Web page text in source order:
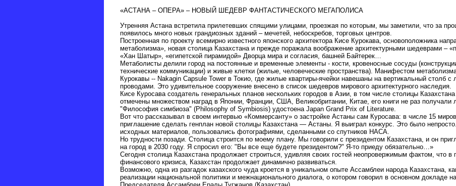
«АСТАНА – ОПЕРА» – НОВЫЙ ШЕДЕВР ФАНТАСТИЧЕСКОГО МЕГАПОЛИСА
Утренняя Астана встретила прилетевших спящими улицами, проезжая по которым, мы заметили, что за
появилось много новых грандиозных зданий – мечетей, небоскребов, торговых центров.
Построенная по проекту всемирно известного японского архитектора Кисе Курокава, основоположника
метаболизма», новая столица Казахстана и прежде поражала воображение архитектурными шедеврами –
«Хан Шатыр», «египетской пирамидой» Дворца мира и согласия, башней Байтерек…
Метаболисты делили город на постоянные и временные элементы - кости, кровеносные сосуды
технические коммуникации) и живые клетки (жилые, человеческие пространства). Манифестом
Курокавы -- Nakagin Capsule Tower в Токио, где жилые квартиры-ячейки навешаны на вертикальный столб
проводами. Это удивительное сооружение внесено в список шедевров мирового архитектурного наследия.
Кисе Куросава создатель генеральных планов нескольких городов в Азии, в том числе столицы
отмечены множеством наград в Японии, Франции, США, Великобритании, Китае, его книги не раз получали
"Философия симбиоза" (Philosophy of Symbiosis) удостоена Japan Grand Prix of Literature.
Вот что рассказывал в своем интервью «Коммерсанту» о застройке Астаны сам Куросава: в числе 15
приглашение сделать генплан новой столицы Казахстана — Астаны. Я выиграл конкурс. Это было
исходных материалов, пользовались фотографиями, сделанными со спутников НАСА.
Но трудности позади. Столица строится по моему плану. Мы говорили с президентом Казахстана, и он
на город в 2030 году. Я спросил его: "Вы все еще будете президентом?" Я-то приеду обязательно…»
Сегодня столица Казахстана продолжает строиться, удивляя своих гостей неопровержимым фактом, что в
финансового кризиса, Казахстан продолжает динамично развиваться.
Возможно, одна из разгадок казахского чуда кроется в уникальном опыте Ассамблеи народа Казахстана,
реализации национальной политики и межнационального диалога, о котором говорил в основном докладе